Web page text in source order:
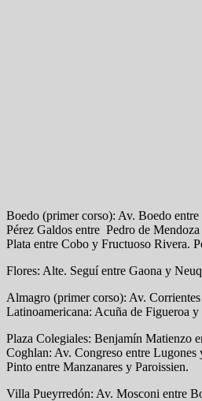
Boedo (primer corso): Av. Boedo
Pérez Galdos entre Pedro de
Plata entre Cobo y Fructuoso Rivera.
Flores: Alte. Seguí entre Gaona y
Almagro (primer corso): Av.
Latinoamericana: Acuña de Figueroa
Plaza Colegiales: Benjamín Matienzo
Coghlan: Av. Congreso entre
Pinto entre Manzanares y Paroissien.
Villa Pueyrredón: Av. Mosconi entre